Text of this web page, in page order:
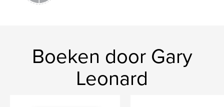
Boeken door Gary
Leonard